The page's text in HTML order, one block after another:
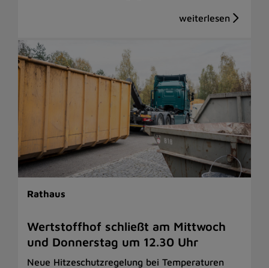
Rathaus
Wertstoffhof schließt am Mittwoch
und Donnerstag um 12.30 Uhr
Neue Hitzeschutzregelung bei Temperaturen